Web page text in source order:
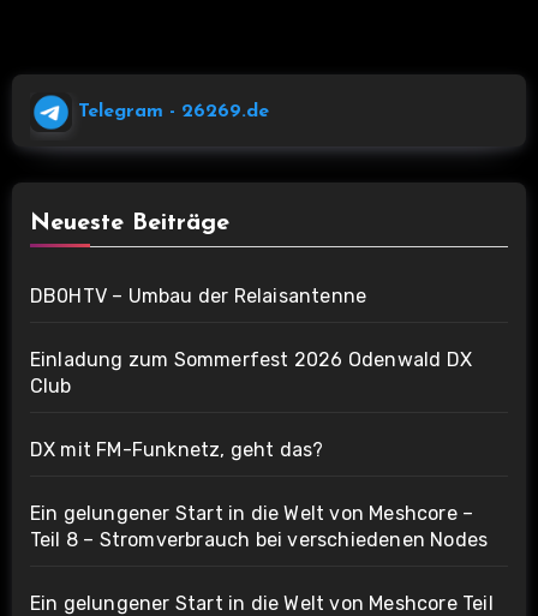
Telegram - 26269.de
Neueste Beiträge
DB0HTV – Umbau der Relaisantenne
Einladung zum Sommerfest 2026 Odenwald DX
Club
DX mit FM-Funknetz, geht das?
Ein gelungener Start in die Welt von Meshcore –
Teil 8 – Stromverbrauch bei verschiedenen Nodes
Ein gelungener Start in die Welt von Meshcore Teil